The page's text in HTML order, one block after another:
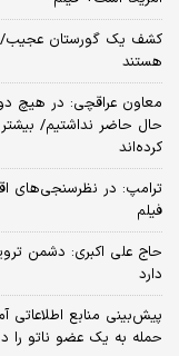
کشف یک گورستان عجیب/
هستند
معاون عراقچی: در هیچ
حال حاضر نداشتیم/
کرده‌اند
فیلم
حاج علی اکبری: دشمن
دارد
پیش‌بینی منابع اطلاعاتی
حمله به یک عضو ناتو را